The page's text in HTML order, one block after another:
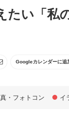
たい「私
Googleカレンダーに追
・フォトコン イ